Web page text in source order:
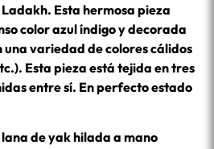
Esta hermosa pieza
color azul índigo y decorada
una variedad de colores cálidos
Esta pieza está tejida en tres
entre sí. En perfecto estado
de yak hilada a mano